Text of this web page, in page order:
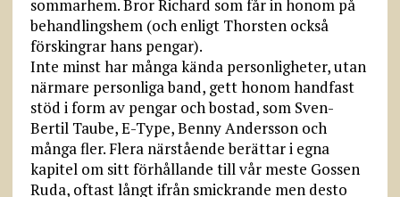
sommarhem. Bror Richard som får in honom på
behandlingshem (och enligt Thorsten också
förskingrar hans pengar).
Inte minst har många kända personligheter, utan
närmare personliga band, gett honom handfast
stöd i form av pengar och bostad, som Sven-
Bertil Taube, E-Type, Benny Andersson och
många fler. Flera närstående berättar i egna
kapitel om sitt förhållande till vår meste Gossen
Ruda, oftast långt ifrån smickrande men desto